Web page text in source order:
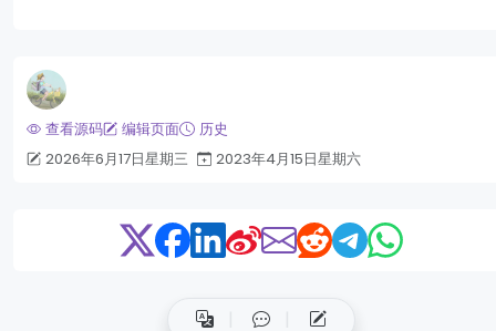
查看源码 编辑页面
历史
2026年6月17日星期三
2023年4月15日星期六